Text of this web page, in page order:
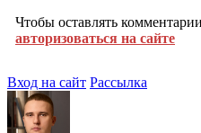
Чтобы оставлять
авторизоваться на сайте
Вход на сайт Рассылка